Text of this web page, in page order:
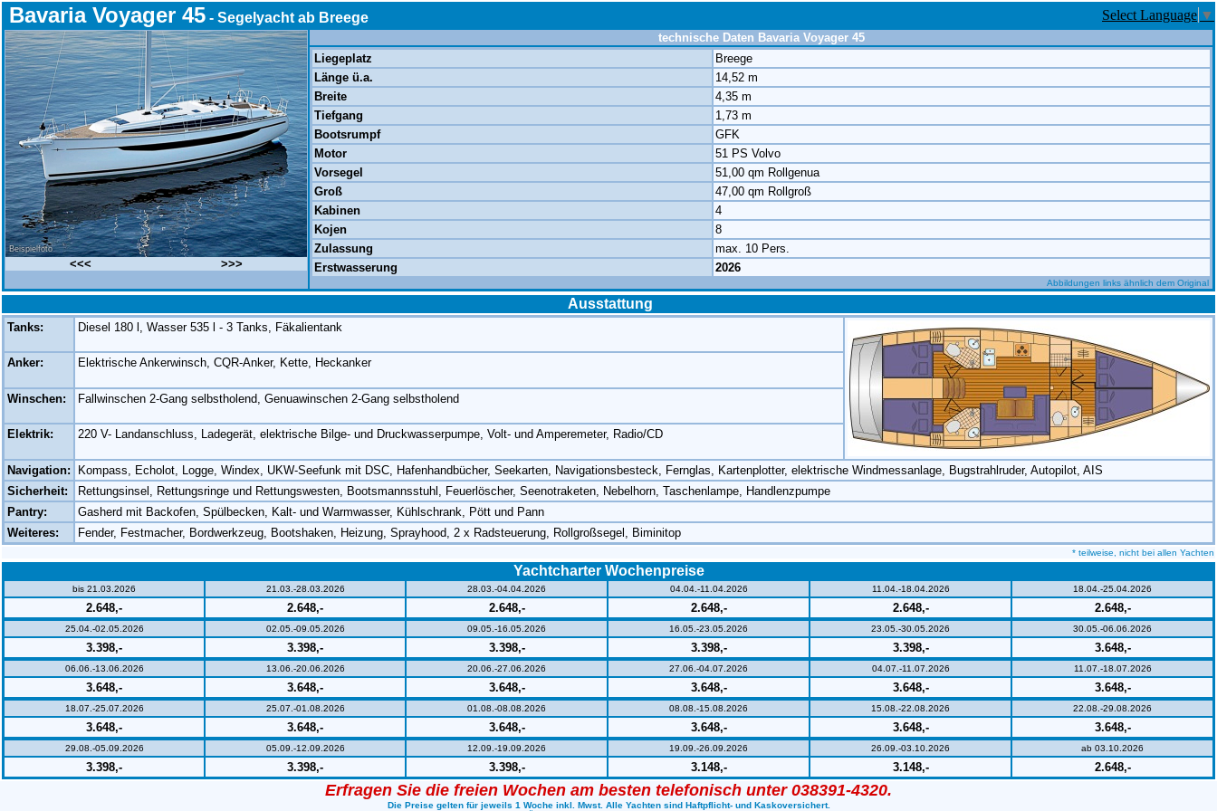
Bavaria Voyager 45 - Segelyacht ab Breege Select Language ▼
Beispielfoto
<<< >>>
technische Daten Bavaria Voyager 45
Liegeplatz
Breege
Länge ü.a.
14,52 m
Breite
4,35 m
Tiefgang
1,73 m
Bootsrumpf
GFK
Motor
51 PS Volvo
Vorsegel
51,00 qm Rollgenua
Groß
47,00 qm Rollgroß
Kabinen
4
Kojen
8
Zulassung
max. 10 Pers.
Erstwasserung
2026
Abbildungen links ähnlich dem Original
Ausstattung
Tanks: Diesel 180 l, Wasser 535 l - 3 Tanks, Fäkalientank
Anker: Elektrische Ankerwinsch, CQR-Anker, Kette, Heckanker
Winschen: Fallwinschen 2-Gang selbstholend, Genuawinschen 2-Gang selbstholend
Elektrik: 220 V- Landanschluss, Ladegerät, elektrische Bilge- und Druckwasserpumpe, Volt- und Amperemeter, Radio/CD
Navigation:
Kompass, Echolot, Logge, Windex, UKW-Seefunk mit DSC, Hafenhandbücher, Seekarten, Navigationsbesteck, Fernglas, Kartenplotter, elektrische Windmessanlage, Bugstrahlruder, Autopilot, AIS
Sicherheit:
Rettungsinsel, Rettungsringe und Rettungswesten, Bootsmannsstuhl, Feuerlöscher, Seenotraketen, Nebelhorn, Taschenlampe, Handlenzpumpe
Pantry:
Gasherd mit Backofen, Spülbecken, Kalt- und Warmwasser, Kühlschrank, Pött und Pann
Weiteres:
Fender, Festmacher, Bordwerkzeug, Bootshaken, Heizung, Sprayhood, 2 x Radsteuerung, Rollgroßsegel, Biminitop
* teilweise, nicht bei allen Yachten
Yachtcharter Wochenpreise
bis 21.03.2026 21.03.-28.03.2026 28.03.-04.04.2026 04.04.-11.04.2026 11.04.-18.04.2026 18.04.-25.04.2026
2.648,- 2.648,- 2.648,- 2.648,- 2.648,- 2.648,-
25.04.-02.05.2026 02.05.-09.05.2026 09.05.-16.05.2026 16.05.-23.05.2026 23.05.-30.05.2026 30.05.-06.06.2026
3.398,- 3.398,- 3.398,- 3.398,- 3.398,- 3.648,-
06.06.-13.06.2026 13.06.-20.06.2026 20.06.-27.06.2026 27.06.-04.07.2026 04.07.-11.07.2026 11.07.-18.07.2026
3.648,- 3.648,- 3.648,- 3.648,- 3.648,- 3.648,-
18.07.-25.07.2026 25.07.-01.08.2026 01.08.-08.08.2026 08.08.-15.08.2026 15.08.-22.08.2026 22.08.-29.08.2026
3.648,- 3.648,- 3.648,- 3.648,- 3.648,- 3.648,-
29.08.-05.09.2026 05.09.-12.09.2026 12.09.-19.09.2026 19.09.-26.09.2026 26.09.-03.10.2026 ab 03.10.2026
3.398,- 3.398,- 3.398,- 3.148,- 3.148,- 2.648,-
Erfragen Sie die freien Wochen am besten telefonisch unter 038391-4320.
Die Preise gelten für jeweils 1 Woche inkl. Mwst. Alle Yachten sind Haftpflicht- und Kaskoversichert.